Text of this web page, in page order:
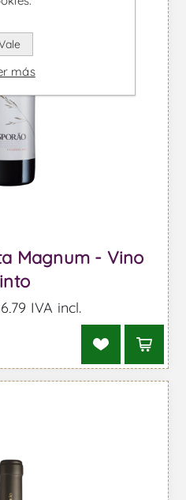
Magnum - Vino
IVA incl.
más